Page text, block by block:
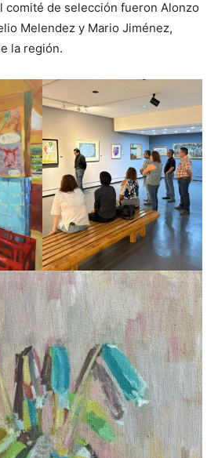
comité de selección fueron Alonzo
Melendez y Mario Jiménez,
la región.